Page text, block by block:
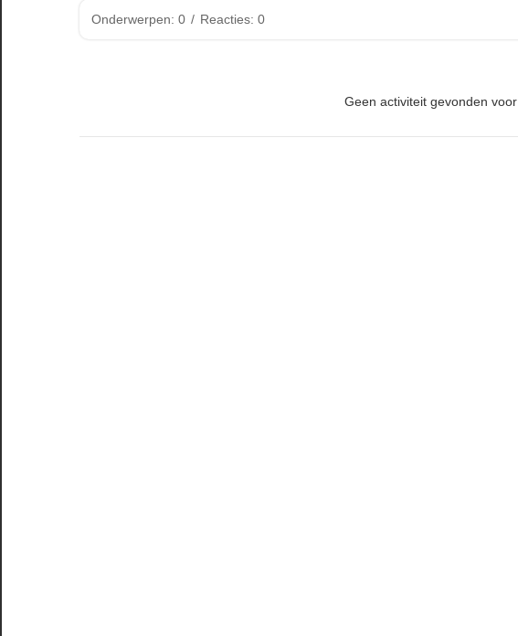
Onderwerpen: 0 / Reacties: 0
Geen activiteit gevonden voor